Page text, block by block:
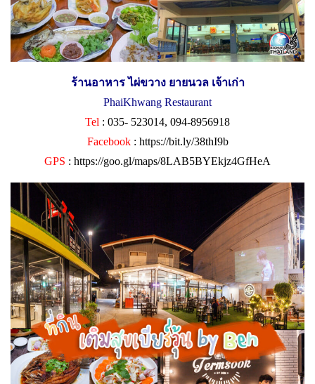
ร้านอาหาร ไผ่ขวาง ยายนวล เจ้าเก่า
PhaiKhwang Restaurant
Tel : 035- 523014, 094-8956918
Facebook: https://bit.ly/38thI9b
GPS : https://goo.gl/maps/8LAB5BYEkjz4GfHeA